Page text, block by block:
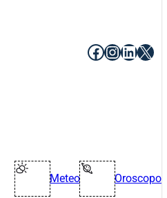
Facebook
X
Meteo Oroscopo